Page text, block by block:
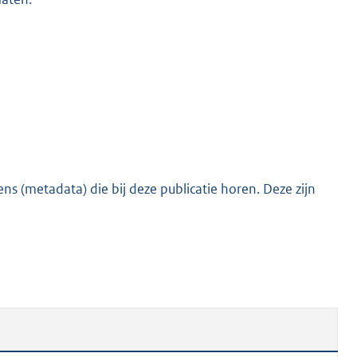
(metadata) die bij deze publicatie horen. Deze zijn